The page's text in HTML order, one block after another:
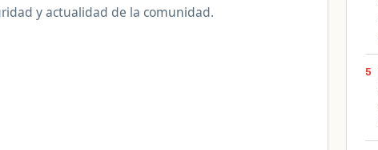
y actualidad de la comunidad.
5